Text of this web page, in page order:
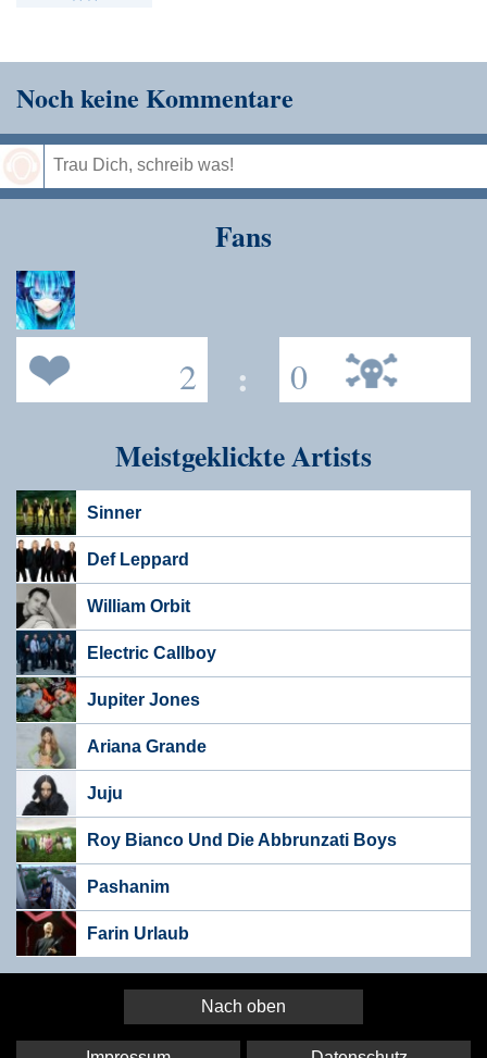
Noch keine Kommentare
Fans
2 : 0
Meistgeklickte Artists
Sinner
Def Leppard
William Orbit
Electric Callboy
Jupiter Jones
Ariana Grande
Juju
Roy Bianco Und Die Abbrunzati Boys
Pashanim
Farin Urlaub
Nach oben